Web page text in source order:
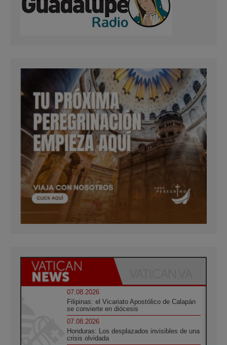
07.08.2026
Filipinas: el Vicariato Apostólico de Calapán
se convierte en diócesis
07.08.2026
Honduras: Los desplazados invisibles de una
crisis olvidada